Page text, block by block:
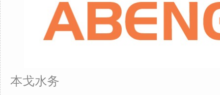
本戈水务